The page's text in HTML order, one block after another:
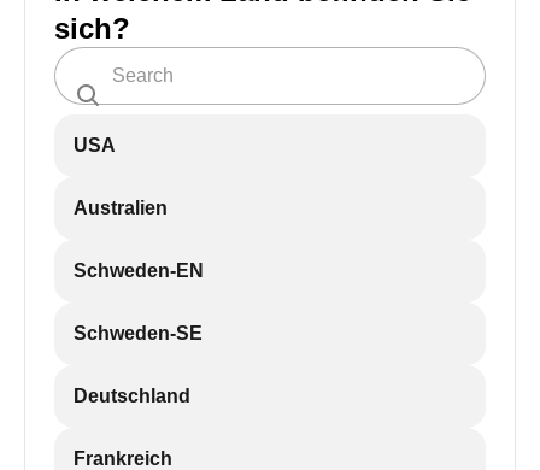
sich?
USA
Australien
Schweden-EN
Schweden-SE
Deutschland
Frankreich